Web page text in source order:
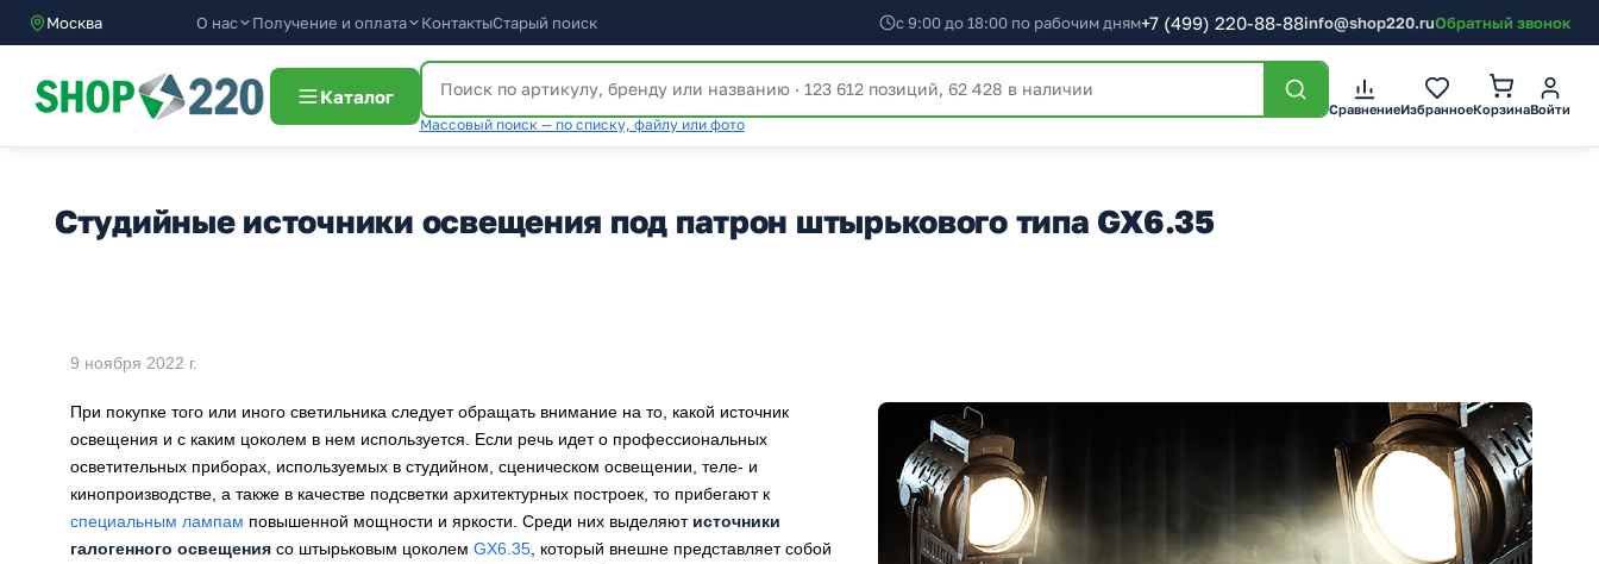
Москва О нас Получение и оплата КонтактыСтарый поиск с 9:00 до 18:00 по рабочим дням+7 (499) 220-88-88info@shop220.ruОбратный звонок
Каталог
Массовый поиск — по списку, файлу или фото
СравнениеИзбранноеКорзинаВойти
Студийные источники освещения под патрон штырькового типа GX6.35
9 ноября 2022 г.
При покупке того или иного светильника следует обращать внимание на то, какой источник
освещения и с каким цоколем в нем используется. Если речь идет о профессиональных
осветительных приборах, используемых в студийном, сценическом освещении, теле- и
кинопроизводстве, а также в качестве подсветки архитектурных построек, то прибегают к
специальным лампам повышенной мощности и яркости. Среди них выделяют источники
галогенного освещения со штырьковым цоколем GX6.35 , который внешне представляет собой